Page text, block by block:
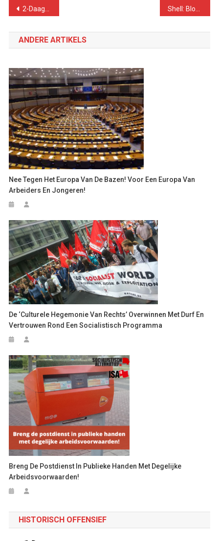
Bericht
navigatie
2-Daagse lerarenstaking groot succes, maar strategie naar overwinning ontbreekt
ANDERE ARTIKELS
Nee Tegen Het Europa Van De Bazen! Voor Een Europa Van
Arbeiders En Jongeren!
De ‘culturele Hegemonie Van Rechts’ Overwinnen Met Durf En
Vertrouwen Rond Een Socialistisch Programma
Breng De Postdienst In Publieke Handen Met Degelijke
Arbeidsvoorwaarden!
HISTORISCH OFFENSIEF